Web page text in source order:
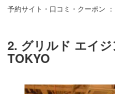
予約サイト・口コミ・クーポン ：
2. グリルド エイ
TOKYO